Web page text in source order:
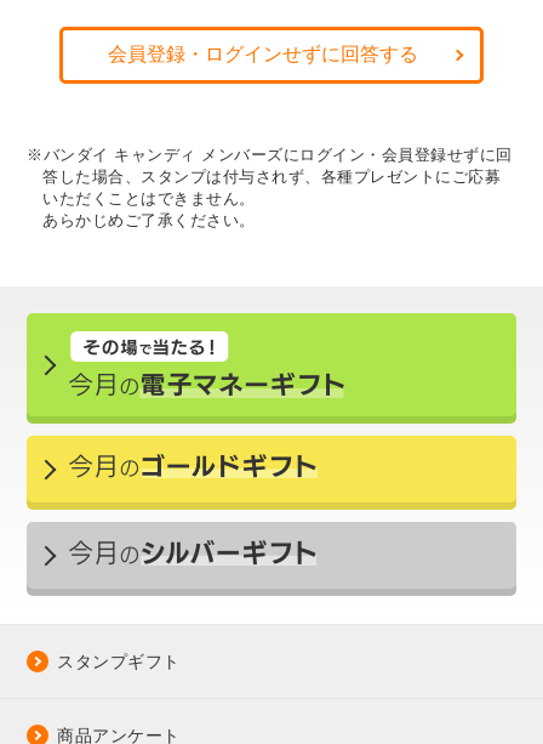
会員登録・ログインせずに回答する
※バンダイ キャンディ メンバーズにログイン・会員登録せずに回
答した場合、スタンプは付与されず、各種プレゼントにご応募
いただくことはできません。
あらかじめご了承ください。
スタンプギフト
商品アンケート